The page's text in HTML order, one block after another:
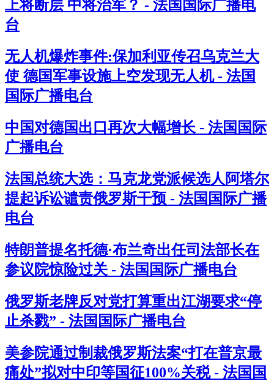
上将断层 中将治军？ - 法国国际广播电
台
无人机爆炸事件:保加利亚传召乌克兰大
使 德国军事设施上空发现无人机 - 法国
国际广播电台
中国对德国出口再次大幅增长 - 法国国际
广播电台
法国总统大选：马克龙党派候选人阿塔尔
提起诉讼谴责俄罗斯干预 - 法国国际广播
电台
特朗普提名托德·布兰奇出任司法部长在
参议院惊险过关 - 法国国际广播电台
俄罗斯老牌反对党打算重出江湖要求“停
止杀戮” - 法国国际广播电台
美参院通过制裁俄罗斯法案“打在普京最
痛处”拟对中印等国征100%关税 - 法国国